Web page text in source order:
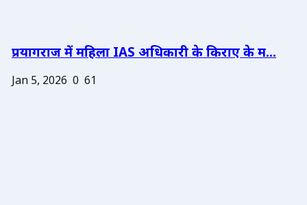
प्रयागराज में महिला IAS अधिकारी के किराए के म...
Jan 5, 2026 0 61